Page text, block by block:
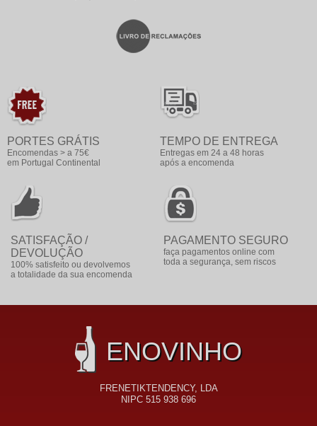
PORTES GRÁTIS
Encomendas > a 75€
em Portugal Continental
TEMPO DE ENTREGA
Entregas em 24 a 48 horas
após a encomenda
SATISFAÇÃO /
DEVOLUÇÃO
100% satisfeito ou devolvemos
a totalidade da sua encomenda
PAGAMENTO SEGURO
faça pagamentos online com
toda a segurança, sem riscos
ENOVINHO
FRENETIKTENDENCY, LDA
NIPC 515 938 696